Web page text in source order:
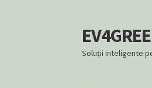
Skip
to
navigation
Skip
to
content
Soluții inteligente